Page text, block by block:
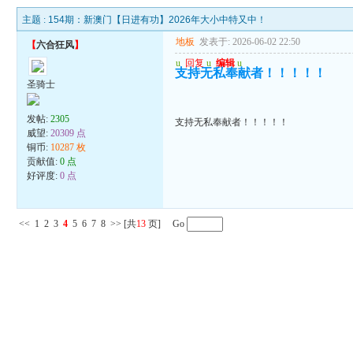
主题 : 154期：新澳门【日进有功】2026年大小中特又中！
【六合狂风】
圣骑士
发帖:2305
威望:20309 点
铜币: 10287 枚
贡献值:0 点
好评度:0 点
地板 发表于: 2026-06-02 22:50
u 回复 u 编辑 u
支持无私奉献者！！！！！
支持无私奉献者！！！！！
<< 1 2 3 4 5 6 7 8 >> [共13 页] Go